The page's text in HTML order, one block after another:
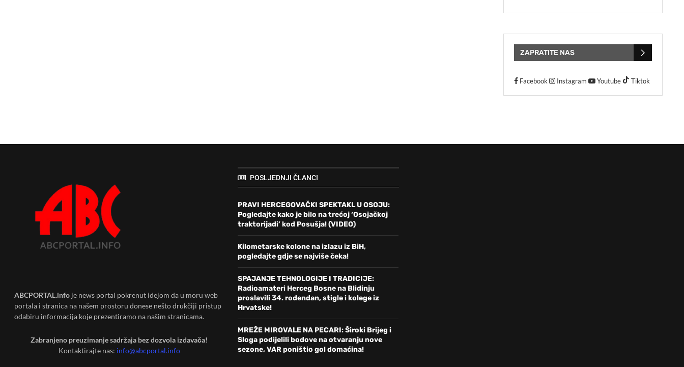
ZAPRATITE NAS
Facebook Instagram Youtube Tiktok
ABCPORTAL.info je news portal pokrenut idejom da u moru web
portala i stranica na našem prostoru donese nešto drukčiji pristup
odabiru informacija koje prezentiramo na našim stranicama.
Zabranjeno preuzimanje sadržaja bez dozvola izdavača!
Kontaktirajte nas: info@abcportal.info
POSLJEDNJI ČLANCI
PRAVI HERCEGOVAČKI SPEKTAKL U OSOJU:
Pogledajte kako je bilo na trećoj ‘Osojačkoj
traktorijadi’ kod Posušja! (VIDEO)
Kilometarske kolone na izlazu iz BiH,
pogledajte gdje se najviše čeka!
SPAJANJE TEHNOLOGIJE I TRADICIJE:
Radioamateri Herceg Bosne na Blidinju
proslavili 34. rođendan, stigle i kolege iz
Hrvatske!
MREŽE MIROVALE NA PECARI: Široki Brijeg i
Sloga podijelili bodove na otvaranju nove
sezone, VAR poništio gol domaćina!